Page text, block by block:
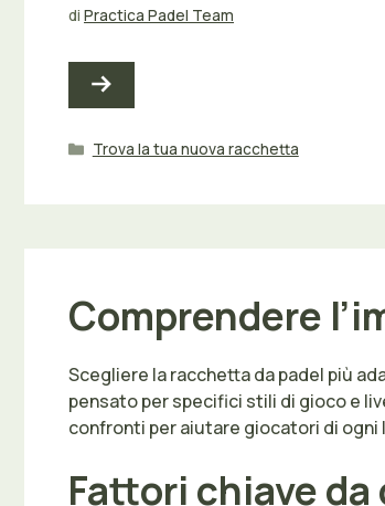
di Practica Padel Team
Categorie
Trova la tua nuova racchetta
Comprendere
Scegliere la racchetta da padel più
pensato per specifici stili di gioco e
confronti per aiutare giocatori di ogni
Fattori chiave